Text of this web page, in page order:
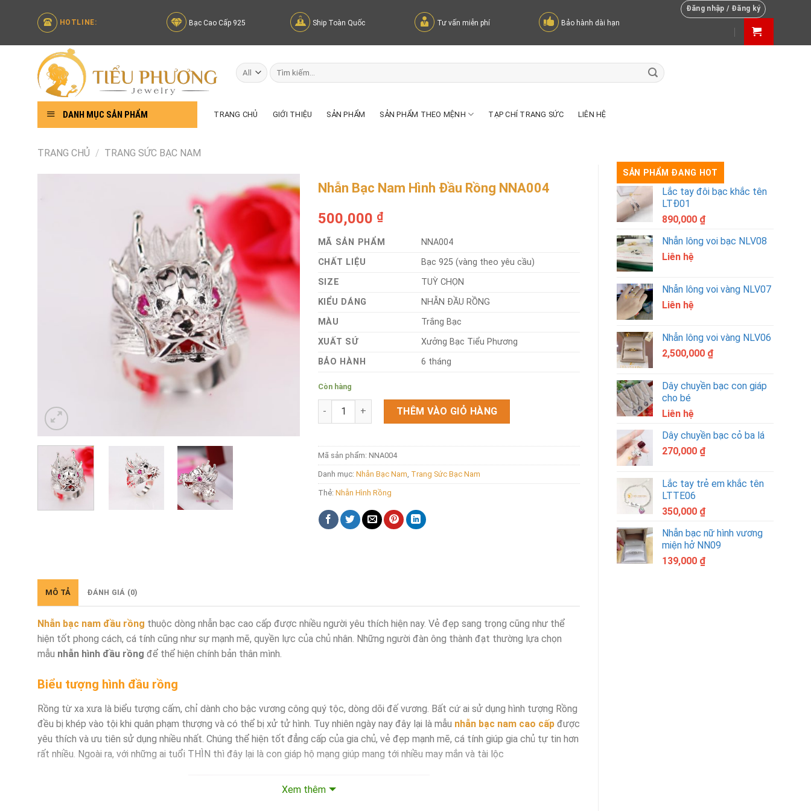
HOTLINE: Bạc Cao Cấp 925 Ship Toàn Quốc Tư vấn miễn phí Bảo hành dài hạn
Đăng nhập / Đăng ký
Tìm
kiếm:
DANH MỤC SẢN PHẨM TRANG CHỦ GIỚI THIỆU SẢN PHẨM SẢN PHẨM THEO MỆNH TẠP CHÍ TRANG SỨC LIÊN HỆ
TRANG CHỦ / TRANG SỨC BẠC NAM
SẢN PHẨM ĐANG HOT
Lắc tay đôi bạc khắc tên
LTĐ01
890,000 ₫
Nhẫn lông voi bạc NLV08
Liên hệ
Nhẫn lông voi vàng NLV07
Liên hệ
Nhẫn lông voi vàng NLV06
2,500,000 ₫
Dây chuyền bạc con giáp
cho bé
Liên hệ
Dây chuyền bạc cỏ ba lá
270,000 ₫
Lắc tay trẻ em khắc tên
LTTE06
350,000 ₫
Nhẫn bạc nữ hình vương
miện hở NN09
139,000 ₫
Nhẫn Bạc Nam Hình Đầu Rồng NNA004
500,000 ₫
MÃ SẢN PHẨM
NNA004
CHẤT LIỆU
Bạc 925 (vàng theo yêu cầu)
SIZE
TUỲ CHỌN
KIỂU DÁNG
NHẪN ĐẦU RỒNG
MÀU
Trắng Bạc
XUẤT SỨ
Xưởng Bạc Tiểu Phương
BẢO HÀNH
6 tháng
Còn hàng
Nhẫn Bạc Nam Hình Đầu Rồng NNA004 số lượng
THÊM VÀO GIỎ HÀNG
Mã sản phẩm: NNA004
Danh mục: Nhẫn Bạc Nam Trang Sức Bạc Nam
Thẻ: Nhẫn Hình Rồng
MÔ TẢ ĐÁNH GIÁ (0)
Nhẫn bạc nam đầu rồng thuộc dòng nhẫn bạc cao cấp được nhiều người yêu thích hiện nay. Vẻ đẹp sang trọng cũng như thể
hiện tốt phong cách, cá tính cũng như sự mạnh mẽ, quyền lực của chủ nhân. Những người đàn ông thành đạt thường lựa chọn
mẫu nhẫn hình đầu rồng để thể hiện chính bản thân mình.
Biểu tượng hình đầu rồng
Rồng từ xa xưa là biểu tượng cấm, chỉ dành cho bậc vương công quý tộc, dòng dõi đế vương. Bất cứ ai sử dụng hình tượng Rồng
đều bị khép vào tội khi quân phạm thượng và có thể bị xử tử hình. Tuy nhiên ngày nay đây lại là mẫu nhẫn bạc nam cao cấp được
yêu thích và ưu tiên sử dụng nhiều nhất. Chúng thể hiện tốt đẳng cấp của gia chủ, vẻ đẹp mạnh mẽ, cá tính giúp gia chủ tự tin hơn
rất nhiều. Ngoài ra, với những ai tuổi THÌN thì đây lại là con giáp hộ mạng giúp mang tới nhiều may mắn và tài lộc
Xem thêm